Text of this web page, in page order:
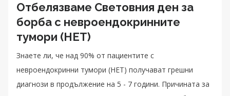
Oтбелязваме Световния ден за
борба с невроендокринните
тумори (НЕТ)
Знаете ли, че над 90% от пациентите с
невроендокринни тумори (НЕТ) получават грешни
диагнози в продължение на 5 - 7 години. Причината за